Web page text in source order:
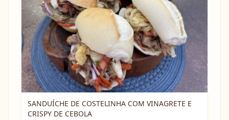
SANDUÍCHE DE COSTELINHA COM VINAGRETE E
CRISPY DE CEBOLA